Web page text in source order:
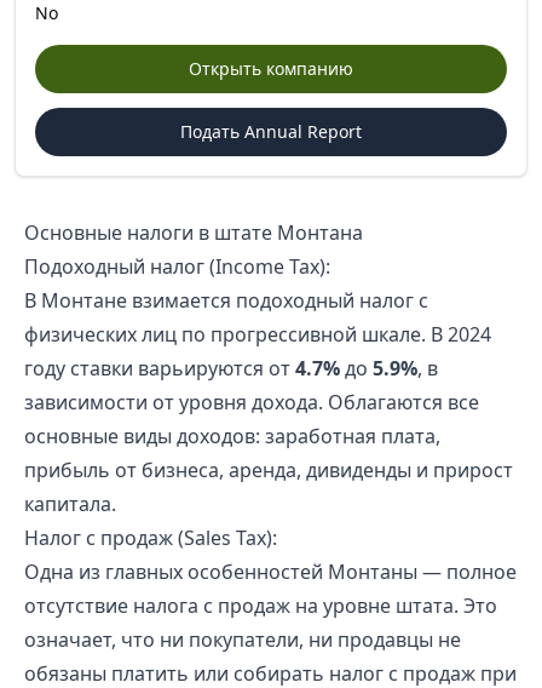
No
Открыть компанию
Подать Annual Report
Основные налоги в штате Монтана
Подоходный налог (Income Tax):
В Монтане взимается подоходный налог с
физических лиц по прогрессивной шкале. В 2024
году ставки варьируются от4.7%до5.9%, в
зависимости от уровня дохода. Облагаются все
основные виды доходов: заработная плата,
прибыль от бизнеса, аренда, дивиденды и прирост
капитала.
Налог с продаж (Sales Tax):
Одна из главных особенностей Монтаны — полное
отсутствие налога с продаж на уровне штата. Это
означает, что ни покупатели, ни продавцы не
обязаны платить или собирать налог с продаж при